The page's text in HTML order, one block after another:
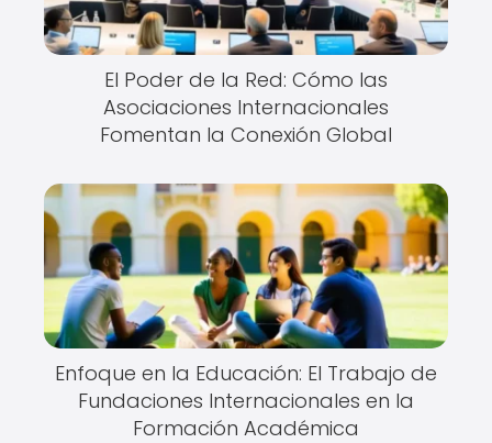
El Poder de la Red: Cómo las
Asociaciones Internacionales
Fomentan la Conexión Global
Enfoque en la Educación: El Trabajo de
Fundaciones Internacionales en la
Formación Académica